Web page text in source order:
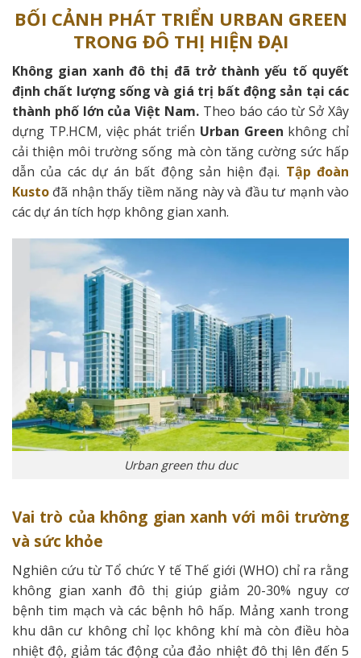
BỐI CẢNH PHÁT TRIỂN URBAN GREEN
TRONG ĐÔ THỊ HIỆN ĐẠI
Không gian xanh đô thị đã trở thành yếu tố quyết
định chất lượng sống và giá trị bất động sản tại các
thành phố lớn của Việt Nam. Theo báo cáo từ Sở Xây
dựng TP.HCM, việc phát triển Urban Green không chỉ
cải thiện môi trường sống mà còn tăng cường sức hấp
dẫn của các dự án bất động sản hiện đại. Tập đoàn
Kusto đã nhận thấy tiềm năng này và đầu tư mạnh vào
các dự án tích hợp không gian xanh.
Urban green thu duc
Vai trò của không gian xanh với môi trường
và sức khỏe
Nghiên cứu từ Tổ chức Y tế Thế giới (WHO) chỉ ra rằng
không gian xanh đô thị giúp giảm 20-30% nguy cơ
bệnh tim mạch và các bệnh hô hấp. Mảng xanh trong
khu dân cư không chỉ lọc không khí mà còn điều hòa
nhiệt độ, giảm tác động của đảo nhiệt đô thị lên đến 5